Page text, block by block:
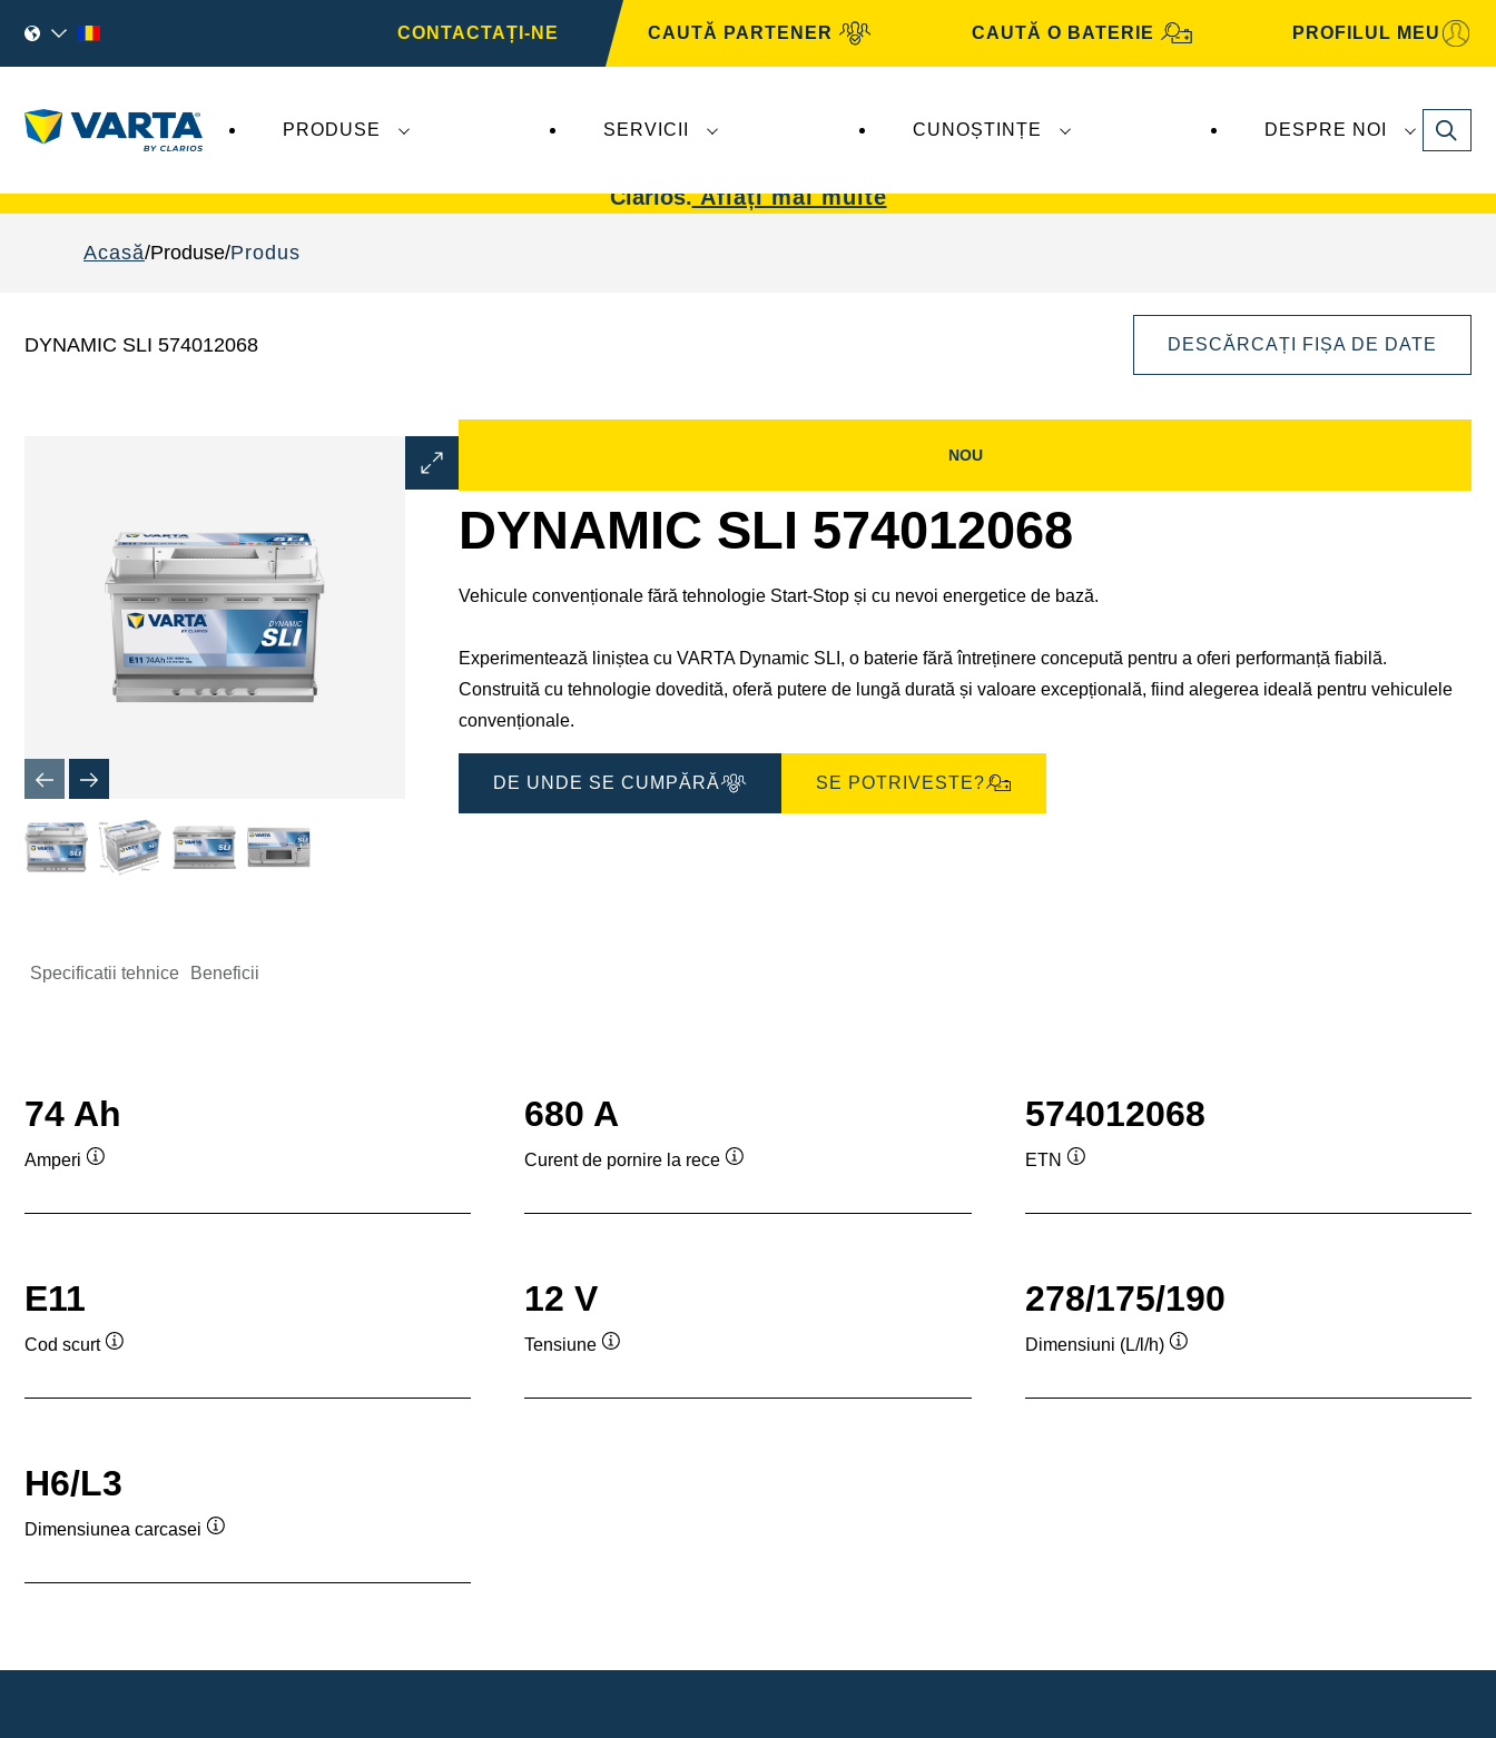
CONTACTAȚI-NE CAUTĂ PARTENER CAUTĂ O BATERIE PROFILUL MEU
PRODUSE SERVICII CUNOȘTINȚE DESPRE NOI Search
Clarios.Aflați mai multe
Acasă Produse Produs
DYNAMIC SLI 574012068 DESCĂRCAȚI FIȘA DE DATE
Deschideți
dialogul
imagine
imagine
NOU
DYNAMIC SLI 574012068
Vehicule convenționale fără tehnologie Start-Stop și cu nevoi energetice de bază.
Experimentează liniștea cu VARTA Dynamic SLI, o baterie fără întreținere concepută pentru a oferi performanță fiabilă.
Construită cu tehnologie dovedită, oferă putere de lungă durată și valoare excepțională, fiind alegerea ideală pentru vehiculele
convenționale.
DE UNDE SE CUMPĂRĂ SE POTRIVESTE?
Specificatii tehnice Beneficii
74 Ah
Amperi
680 A
Curent de pornire la rece
574012068
ETN
E11
Cod scurt
12 V
Tensiune
278/175/190
Dimensiuni (L/l/h)
H6/L3
Dimensiunea carcasei